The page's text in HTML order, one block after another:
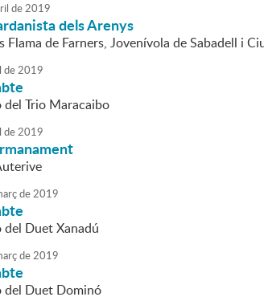
de2019
dels Arenys
Flama de Farners, Jovenívola de Sabadell i
de2019
Trio Maracaibo
de2019
de2019
Duet Xanadú
de2019
del Duet Dominó